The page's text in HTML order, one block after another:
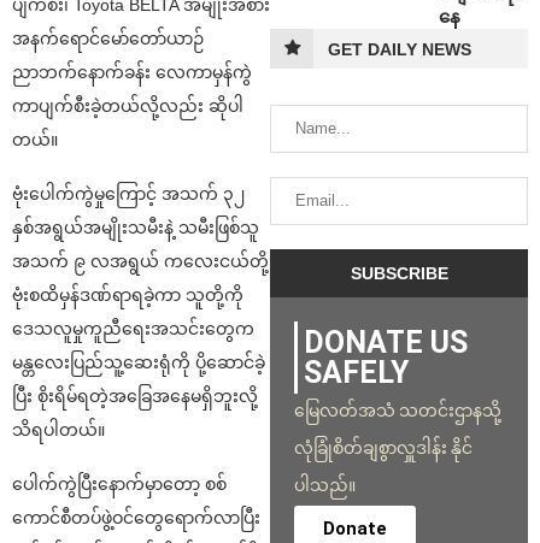
ပျက်စီး၊ Toyota BELTA အမျိုးအစား
အနက်ရောင်မော်တော်ယာဉ်
ညာဘက်နောက်ခန်း လေကာမှန်ကွဲ
ကာပျက်စီးခဲ့တယ်လို့လည်း ဆိုပါ
တယ်။
ဗုံးပေါက်ကွဲမှုကြောင့် အသက် ၃၂
နှစ်အရွယ်အမျိုးသမီးနဲ့ သမီးဖြစ်သူ
အသက် ၉ လအရွယ် ကလေးငယ်တို့
ဗုံးစထိမှန်ဒဏ်ရာရခဲ့ကာ သူတို့ကို
ဒေသလူမှုကူညီရေးအသင်းတွေက
မန္တလေးပြည်သူ့ဆေးရုံကို ပို့ဆောင်ခဲ့
ပြီး စိုးရိမ်ရတဲ့အခြေအနေမရှိဘူးလို့
သိရပါတယ်။
ပေါက်ကွဲပြီးနောက်မှာတော့ စစ်
ကောင်စီတပ်ဖွဲ့ဝင်တွေရောက်လာပြီး
နေ
GET DAILY NEWS
DONATE US
SAFELY
မြေလတ်အသံ သတင်းဌာနသို့
လုံခြုံစိတ်ချစွာလှူဒါန်း နိုင်
ပါသည်။
Donate